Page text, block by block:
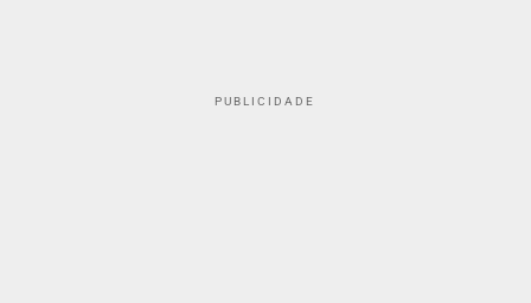
PUBLICIDADE